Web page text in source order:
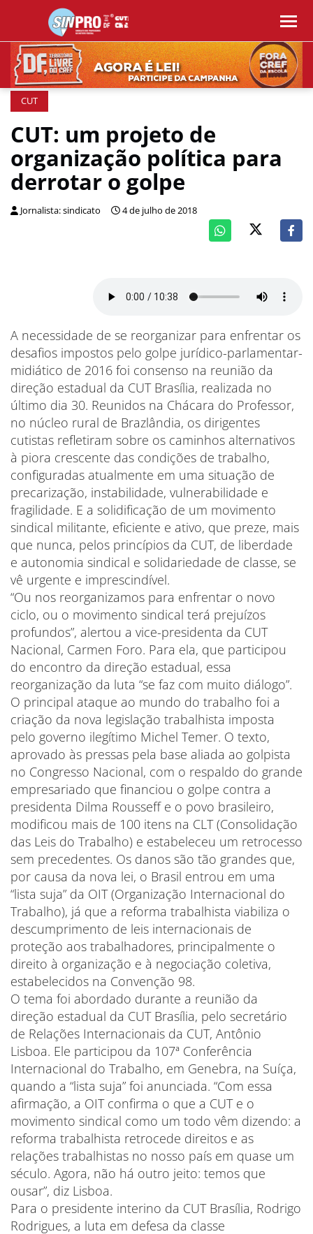
CUT
CUT: um projeto de
organização política para
derrotar o golpe
Jornalista: sindicato 4 de julho de 2018
A necessidade de se reorganizar para enfrentar os
desafios impostos pelo golpe jurídico-parlamentar-
midiático de 2016 foi consenso na reunião da
direção estadual da CUT Brasília, realizada no
último dia 30. Reunidos na Chácara do Professor,
no núcleo rural de Brazlândia, os dirigentes
cutistas refletiram sobre os caminhos alternativos
à piora crescente das condições de trabalho,
configuradas atualmente em uma situação de
precarização, instabilidade, vulnerabilidade e
fragilidade. E a solidificação de um movimento
sindical militante, eficiente e ativo, que preze, mais
que nunca, pelos princípios da CUT, de liberdade
e autonomia sindical e solidariedade de classe, se
vê urgente e imprescindível.
“Ou nos reorganizamos para enfrentar o novo
ciclo, ou o movimento sindical terá prejuízos
profundos”, alertou a vice-presidenta da CUT
Nacional, Carmen Foro. Para ela, que participou
do encontro da direção estadual, essa
reorganização da luta “se faz com muito diálogo”.
O principal ataque ao mundo do trabalho foi a
criação da nova legislação trabalhista imposta
pelo governo ilegítimo Michel Temer. O texto,
aprovado às pressas pela base aliada ao golpista
no Congresso Nacional, com o respaldo do grande
empresariado que financiou o golpe contra a
presidenta Dilma Rousseff e o povo brasileiro,
modificou mais de 100 itens na CLT (Consolidação
das Leis do Trabalho) e estabeleceu um retrocesso
sem precedentes. Os danos são tão grandes que,
por causa da nova lei, o Brasil entrou em uma
“lista suja” da OIT (Organização Internacional do
Trabalho), já que a reforma trabalhista viabiliza o
descumprimento de leis internacionais de
proteção aos trabalhadores, principalmente o
direito à organização e à negociação coletiva,
estabelecidos na Convenção 98.
O tema foi abordado durante a reunião da
direção estadual da CUT Brasília, pelo secretário
de Relações Internacionais da CUT, Antônio
Lisboa. Ele participou da 107ª Conferência
Internacional do Trabalho, em Genebra, na Suíça,
quando a “lista suja” foi anunciada. “Com essa
afirmação, a OIT confirma o que a CUT e o
movimento sindical como um todo vêm dizendo: a
reforma trabalhista retrocede direitos e as
relações trabalhistas no nosso país em quase um
século. Agora, não há outro jeito: temos que
ousar”, diz Lisboa.
Para o presidente interino da CUT Brasília, Rodrigo
Rodrigues, a luta em defesa da classe